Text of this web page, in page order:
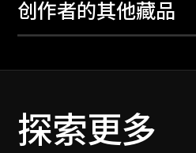
创作者的其他藏品
探索更多